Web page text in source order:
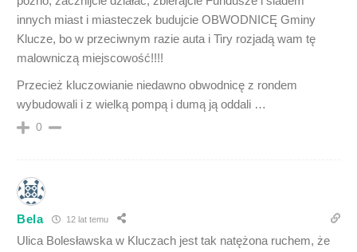
innych miast i miasteczek budujcie OBWODNICĘ Gminy
Klucze, bo w przeciwnym razie auta i Tiry rozjadą wam tę
malowniczą miejscowość!!!!
Przecież kluczowianie niedawno obwodnicę z rondem
wybudowali i z wielką pompą i dumą ją oddali …
0
Bela 12 lat temu
Ulica Bolesławska w Kluczach jest tak natężona ruchem, że